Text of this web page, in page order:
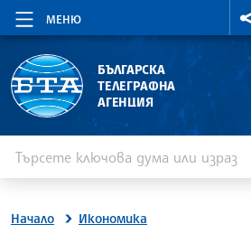
МЕНЮ
БЪЛГАРСКА
ТЕЛЕГРАФНА
АГЕНЦИЯ
Начало Икономика